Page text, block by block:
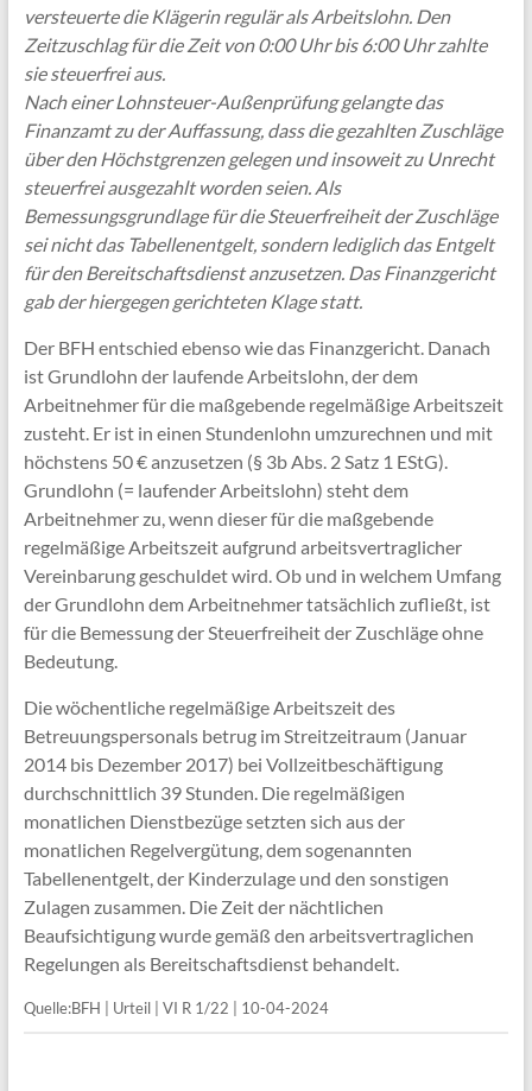
versteuerte die Klägerin regulär als Arbeitslohn. Den
Zeitzuschlag für die Zeit von 0:00 Uhr bis 6:00 Uhr zahlte
sie steuerfrei aus.
Nach einer Lohnsteuer-Außenprüfung gelangte das
Finanzamt zu der Auffassung, dass die gezahlten Zuschläge
über den Höchstgrenzen gelegen und insoweit zu Unrecht
steuerfrei ausgezahlt worden seien. Als
Bemessungsgrundlage für die Steuerfreiheit der Zuschläge
sei nicht das Tabellenentgelt, sondern lediglich das Entgelt
für den Bereitschaftsdienst anzusetzen. Das Finanzgericht
gab der hiergegen gerichteten Klage statt.
Der BFH entschied ebenso wie das Finanzgericht. Danach
ist Grundlohn der laufende Arbeitslohn, der dem
Arbeitnehmer für die maßgebende regelmäßige Arbeitszeit
zusteht. Er ist in einen Stundenlohn umzurechnen und mit
höchstens 50 € anzusetzen (§ 3b Abs. 2 Satz 1 EStG).
Grundlohn (= laufender Arbeitslohn) steht dem
Arbeitnehmer zu, wenn dieser für die maßgebende
regelmäßige Arbeitszeit aufgrund arbeitsvertraglicher
Vereinbarung geschuldet wird. Ob und in welchem Umfang
der Grundlohn dem Arbeitnehmer tatsächlich zufließt, ist
für die Bemessung der Steuerfreiheit der Zuschläge ohne
Bedeutung.
Die wöchentliche regelmäßige Arbeitszeit des
Betreuungspersonals betrug im Streitzeitraum (Januar
2014 bis Dezember 2017) bei Vollzeitbeschäftigung
durchschnittlich 39 Stunden. Die regelmäßigen
monatlichen Dienstbezüge setzten sich aus der
monatlichen Regelvergütung, dem sogenannten
Tabellenentgelt, der Kinderzulage und den sonstigen
Zulagen zusammen. Die Zeit der nächtlichen
Beaufsichtigung wurde gemäß den arbeitsvertraglichen
Regelungen als Bereitschaftsdienst behandelt.
Quelle:BFH | Urteil | VI R 1/22 | 10-04-2024